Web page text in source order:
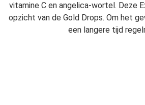
vitamine C en angelica-wortel. Deze
opzicht van de Gold Drops. Om het
een langere tijd